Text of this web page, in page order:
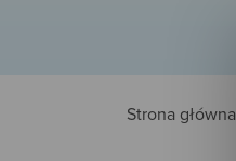
Strona główna